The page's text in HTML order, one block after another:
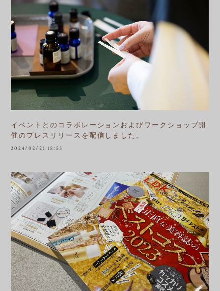
イベントとのコラボレーションおよびワークショップ開
催のプレスリリースを配信しました。
2024/02/21 18:53